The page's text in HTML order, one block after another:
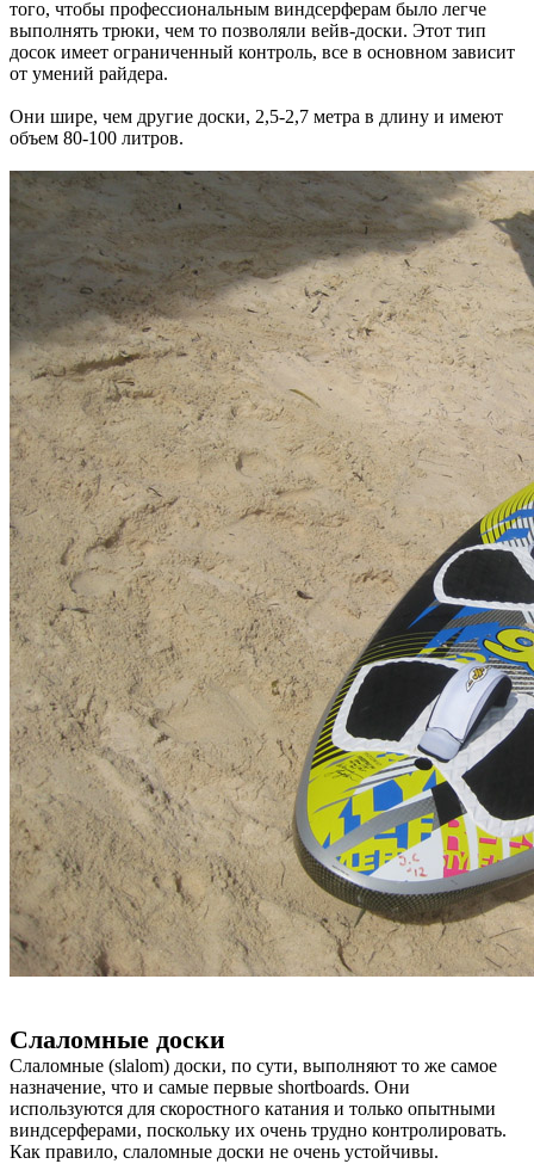
того, чтобы профессиональным виндсерферам было легче
выполнять трюки, чем то позволяли вейв-доски. Этот тип
досок имеет ограниченный контроль, все в основном зависит
от умений райдера.
Они шире, чем другие доски, 2,5-2,7 метра в длину и имеют
объем 80-100 литров.
Слаломные доски
Слаломные (slalom) доски, по сути, выполняют то же самое
назначение, что и самые первые shortboards. Они
используются для скоростного катания и только опытными
виндсерферами, поскольку их очень трудно контролировать.
Как правило, слаломные доски не очень устойчивы.